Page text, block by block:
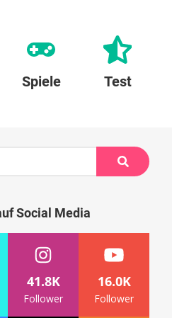
Spiele Test
Suche
Social Media
41.8K
Follower
16.0K
Follower